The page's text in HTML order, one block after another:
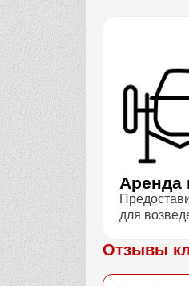
Аренда
для
Отзывы